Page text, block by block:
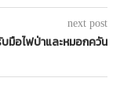
next post
มือไฟป่าและหมอกควัน